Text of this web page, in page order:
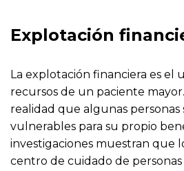
Explotación
La explotación financiera es el
recursos de un paciente
realidad que algunas personas
vulnerables para su propio
investigaciones muestran que
centro de cuidado de